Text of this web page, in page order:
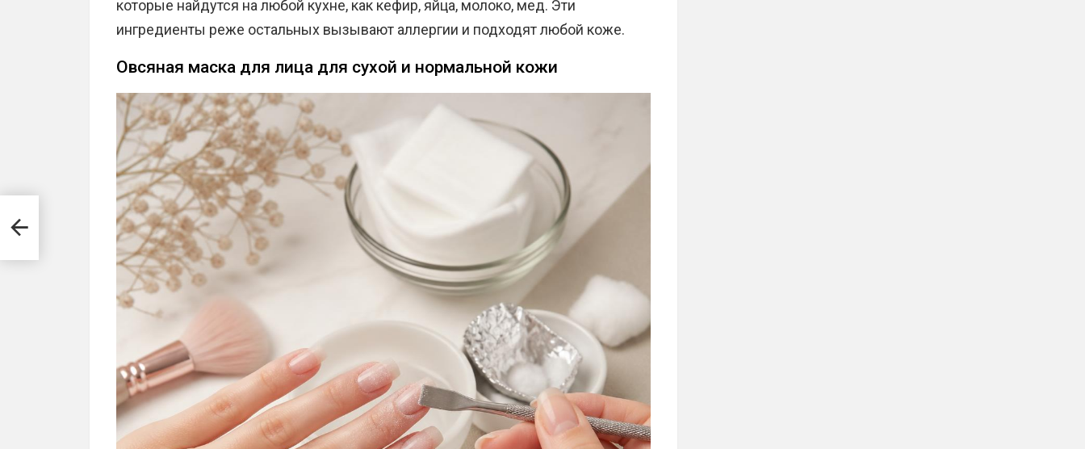
которые найдутся на любой кухне, как кефир, яйца, молоко, мед. Эти
ингредиенты реже остальных вызывают аллергии и подходят любой коже.
Овсяная маска для лица для сухой и нормальной кожи